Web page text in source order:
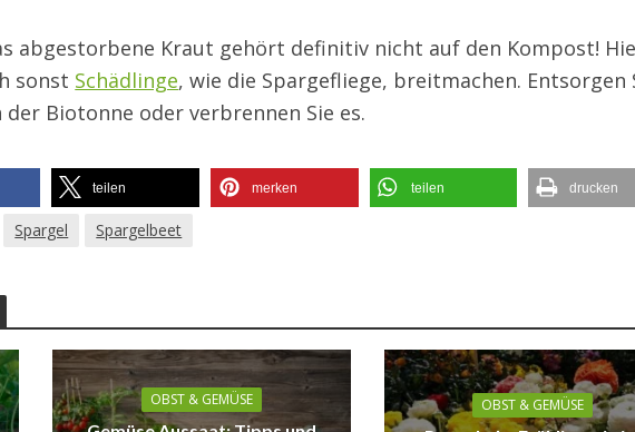
abgestorbene Kraut gehört definitiv nicht auf den Kompost!
sonst Schädlinge, wie die Spargefliege, breitmachen. Entsorgen
der Biotonne oder verbrennen Sie es.
teilen merken teilen drucken
Spargel Spargelbeet
OBST & GEMÜSE OBST & GEMÜSE